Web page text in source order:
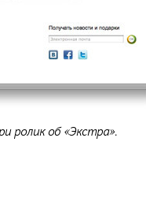
ролик об «Экстра».